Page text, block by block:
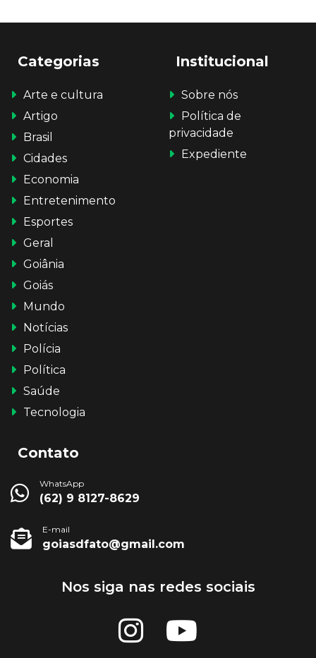
Categorias
Arte e cultura
Artigo
Brasil
Cidades
Economia
Entretenimento
Esportes
Geral
Goiânia
Goiás
Mundo
Notícias
Polícia
Política
Saúde
Tecnologia
Institucional
Sobre nós
Política de
privacidade
Expediente
Contato
WhatsApp
(62) 9 8127-8629
E-mail
goiasdfato@gmail.com
Nos siga nas redes sociais